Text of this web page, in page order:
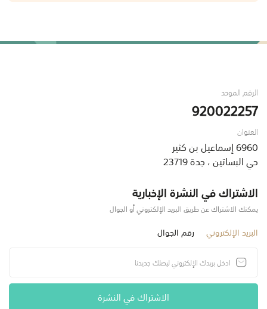
الرقم الموحد
920022257
العنوان
6960 إسماعيل بن كثير
حي البساتين ، جدة 23719
الاشتراك في النشرة الإخبارية
يمكنك الاشتراك عن طريق البريد الإلكتروني أو الجوال
البريد الإلكتروني رقم الجوال
الاشتراك في النشرة